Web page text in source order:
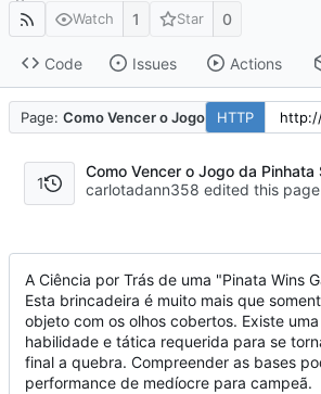
Watch 1 Star 0
Code Issues Actions
Page: Como Vencer o Jogo da Pinhata
HTTP
1
Como Vencer o Jogo da Pinhata
carlotadann358 edited this page
A Ciência por Trás de uma "Pinata Wins
Esta brincadeira é muito mais que
objeto com os olhos cobertos. Existe
habilidade e tática requerida para se
final a quebra. Compreender as bases
performance de medíocre para campeã.